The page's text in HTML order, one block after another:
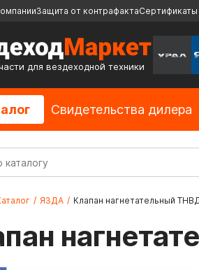
Защита от контрафактаСертификаты
для вездеходной техники
Cвидетельства дилера
/ ЯЗДА / Клапан нагнетательный